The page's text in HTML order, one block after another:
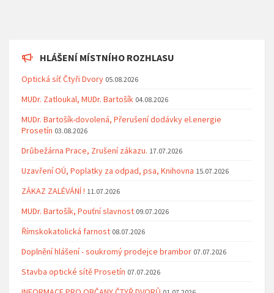
HLÁŠENÍ MÍSTNÍHO ROZHLASU
Optická síť Čtyři Dvory 05.08.2026
MUDr. Zatloukal, MUDr. Bartošík 04.08.2026
MUDr. Bartošík-dovolená, Přerušení dodávky el.energie
Prosetín 03.08.2026
Drůbežárna Prace, Zrušení zákazu. 17.07.2026
Uzavření OÚ, Poplatky za odpad, psa, Knihovna 15.07.2026
ZÁKAZ ZALÉVÁNÍ ! 11.07.2026
MUDr. Bartošík, Pouťní slavnost 09.07.2026
Římskokatolická farnost 08.07.2026
Doplnění hlášení - soukromý prodejce brambor 07.07.2026
Stavba optické sítě Prosetín 07.07.2026